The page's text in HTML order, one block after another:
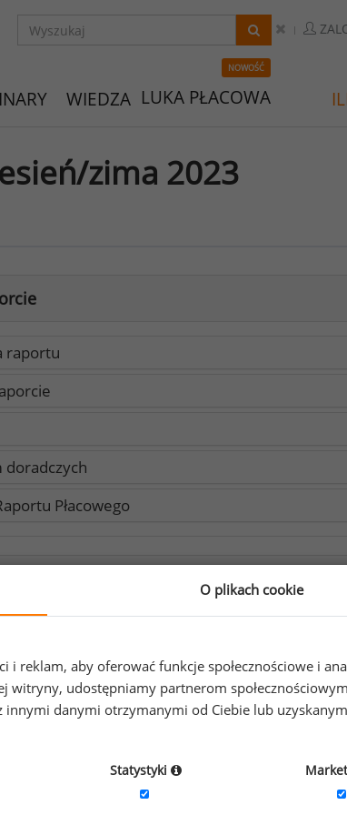
WIEDZA
NOWOŚĆ
LUKA PŁACOWA
zima 2023
raportu
doradczych
Płacowego
innych wersjach:
IT - jesień/zima 2023
O plikach cookie
reklam, aby oferować funkcje społecznościowe i
witryny, udostępniamy partnerom
innymi danymi otrzymanymi od Ciebie lub
Statystyki